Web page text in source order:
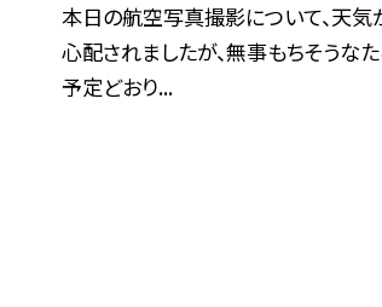
本日の航空写真撮影について、天気
心配されましたが、無事もちそうな
予定どおり...